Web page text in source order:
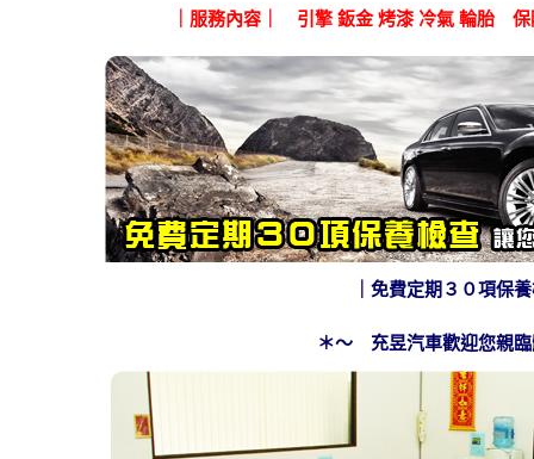
｜服務內容｜ 引擎 鈑金 烤漆 冷氣 輪胎 保
｜免費定期３０項保
＊～ 充昱汽車歡迎您親